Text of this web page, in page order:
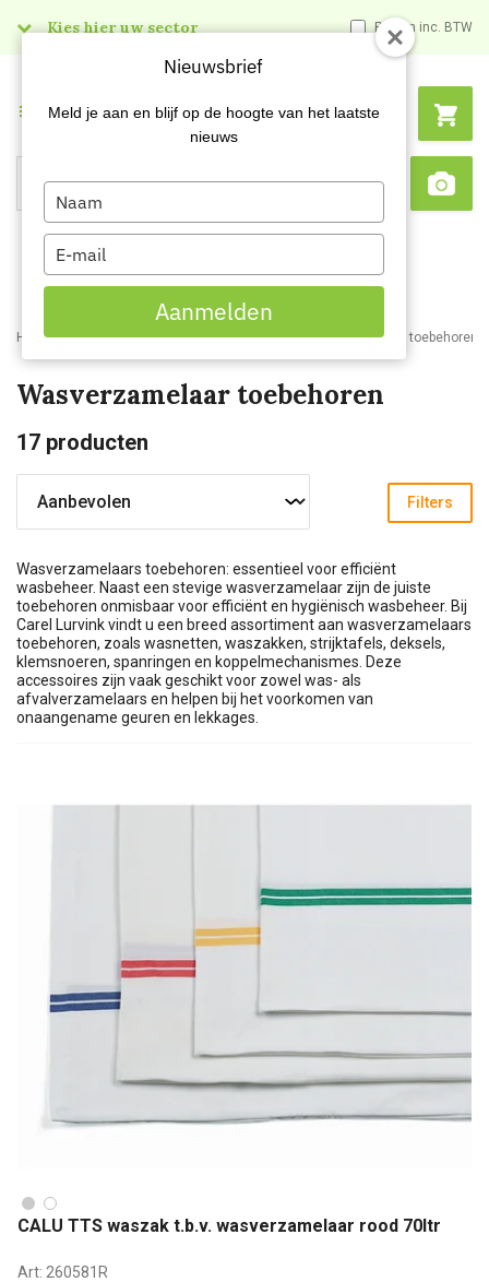
Kies hier uw sector Prijzen inc. BTW
Search
Menu
Home Webshop Schoonmaakartikelen Wasverzamelaars en toebehoren
Wasverzamelaar toebehoren
17 producten
Filters
Wasverzamelaars toebehoren: essentieel voor efficiënt
wasbeheer. Naast een stevige wasverzamelaar zijn de juiste
toebehoren onmisbaar voor efficiënt en hygiënisch wasbeheer. Bij
Carel Lurvink vindt u een breed assortiment aan wasverzamelaars
toebehoren, zoals wasnetten, waszakken, strijktafels, deksels,
klemsnoeren, spanringen en koppelmechanismes. Deze
accessoires zijn vaak geschikt voor zowel was- als
afvalverzamelaars en helpen bij het voorkomen van
onaangename geuren en lekkages.
CALU TTS waszak t.b.v. wasverzamelaar rood 70ltr
Art: 260581R
Nieuwsbrief
Meld je aan en blijf op de hoogte van het laatste
nieuws
Type
your
name
Type
your
email
Aanmelden